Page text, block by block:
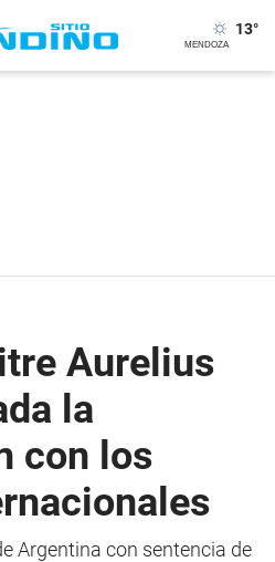
13°
Aurelius
la
con los
Argentina con sentencia de